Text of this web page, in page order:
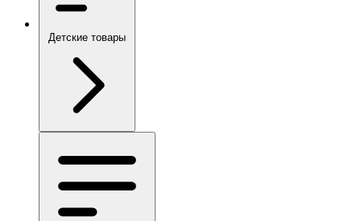
Детские товары